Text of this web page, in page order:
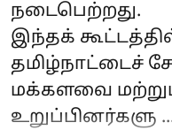
நடைபெற்றது.
இந்தக்
தமிழ்நாட்டைச்
மக்களவை
உறுப்பினர்களு